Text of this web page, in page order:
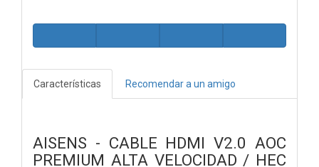
Características Recomendar a un amigo
AISENS - CABLE HDMI V2.0 AOC
PREMIUM ALTA VELOCIDAD / HEC